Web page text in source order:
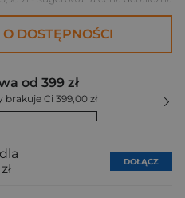
DOSTĘPNOŚCI
od 399 zł
Ci 399,00 zł
dla
DOŁĄCZ